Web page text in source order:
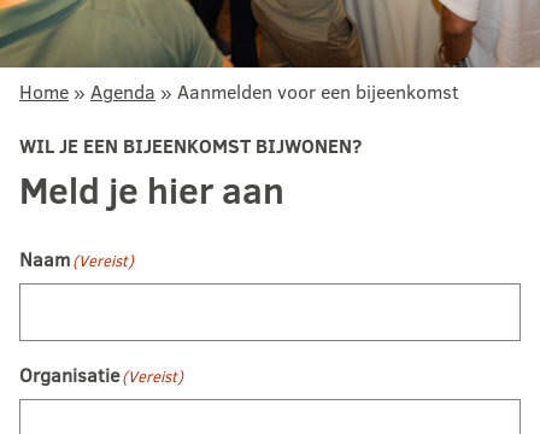
Home » Agenda » Aanmelden voor een bijeenkomst
WIL JE EEN BIJEENKOMST BIJWONEN?
Meld je hier aan
Naam(Vereist)
Organisatie(Vereist)